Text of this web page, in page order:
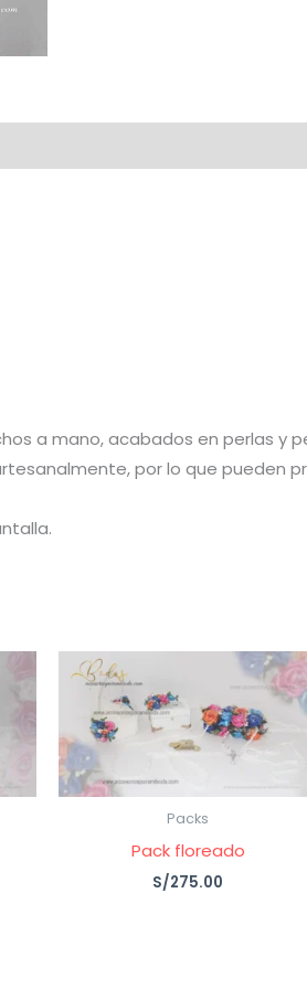
a mano, acabados en perlas y
por lo que pueden
Packs
Pack floreado
S/275.00